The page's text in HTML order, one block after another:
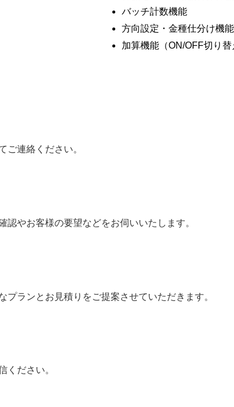
バッチ計数機能
方向設定・金種仕分け機能
加算機能（ON/OFF切り替
ご連絡ください。
やお客様の要望などをお伺いいたします。
プランとお見積りをご提案させていただきます。
ください。